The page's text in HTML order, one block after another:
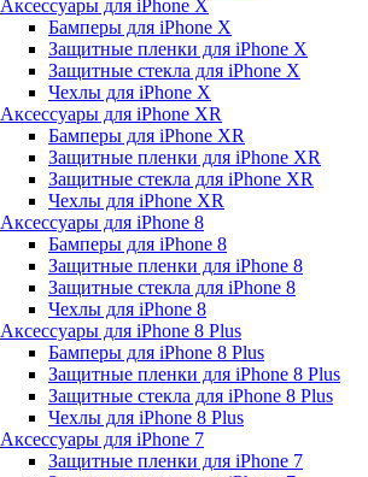
Аксессуары для iPhone X
Бамперы для iPhone X
Защитные пленки для iPhone X
Защитные стекла для iPhone X
Чехлы для iPhone X
Аксессуары для iPhone XR
Бамперы для iPhone XR
Защитные пленки для iPhone XR
Защитные стекла для iPhone XR
Чехлы для iPhone XR
Аксессуары для iPhone 8
Бамперы для iPhone 8
Защитные пленки для iPhone 8
Защитные стекла для iPhone 8
Чехлы для iPhone 8
Аксессуары для iPhone 8 Plus
Бамперы для iPhone 8 Plus
Защитные пленки для iPhone 8 Plus
Защитные стекла для iPhone 8 Plus
Чехлы для iPhone 8 Plus
Аксессуары для iPhone 7
Защитные пленки для iPhone 7